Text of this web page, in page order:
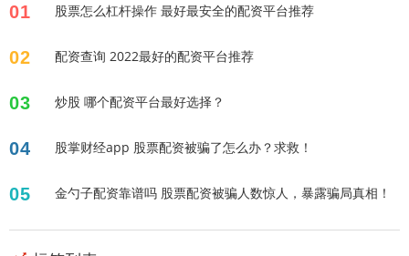
01 股票怎么杠杆操作 最好最安全的配资平台推荐
02 配资查询 2022最好的配资平台推荐
03 炒股 哪个配资平台最好选择？
04 股掌财经app 股票配资被骗了怎么办？求救！
05 金勺子配资靠谱吗 股票配资被骗人数惊人，暴露骗局真相！